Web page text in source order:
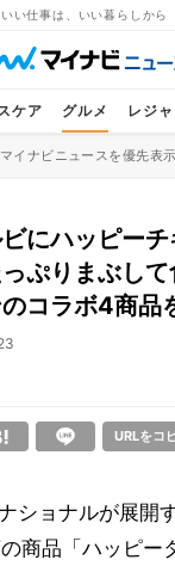
いい仕事は、いい暮らしから
ケア グルメ レジ
イナビニュースを優先表
にハッピー
っぷりまぶし
コラボ4商品
URLをコ
ショナルが展開
商品「ハッピー